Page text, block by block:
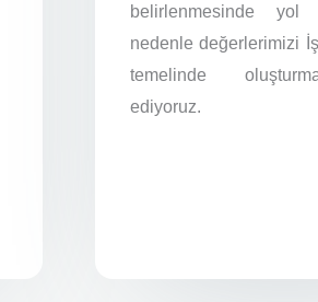
belirlenmesinde yol
nedenle değerlerimizi
temelinde
ediyoruz.